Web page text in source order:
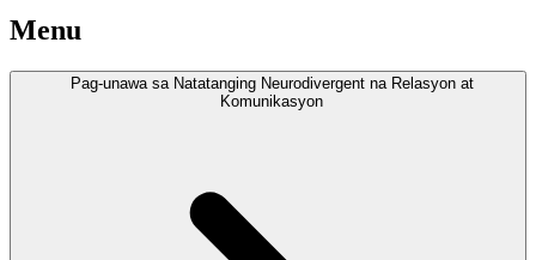
Menu
Pag-unawa sa Natatanging Neurodivergent na Relasyon at
Komunikasyon